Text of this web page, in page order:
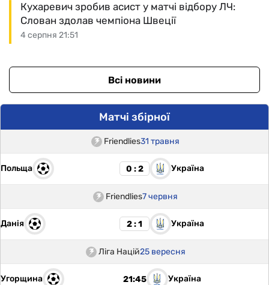
4 серпня 21:51
Кухаревич зробив асист у матчі відбору ЛЧ:
Слован здолав чемпіона Швеції
Всі новини
Матчі збірної
Friendlies31 травня
Польща 0 : 2 Україна
Friendlies7 червня
Данія 2 : 1 Україна
Ліга Націй25 вересня
Угорщина 21:45 Україна